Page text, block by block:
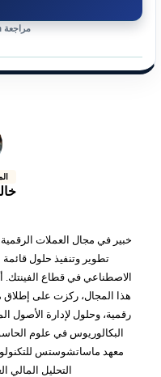
مراجعة Capital.com كاملة
خبير في مجال العملات الرقمية
تطوير وتنفيذ حلول قائمة
الاصطناعي في قطاع
هذا المجال، ركزت على إطلاق
رقمية، وحلول لإدارة الأصول
البكالوريوس في علوم
التحليل المالي